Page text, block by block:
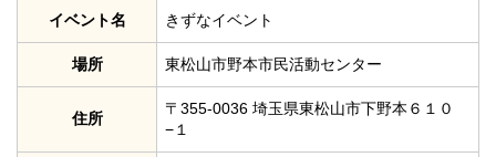
イベント名 きずなイベント
場所 東松山市野本市民活動センター
住所
〒355-0036 埼玉県東松山市下野本６１０
−１